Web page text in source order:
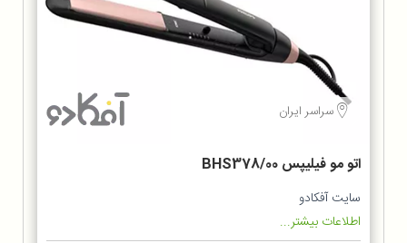
سراسر ایران
اتو مو فیلیپس BHS378/00
سایت آفکادو
اطلاعات بیشتر...